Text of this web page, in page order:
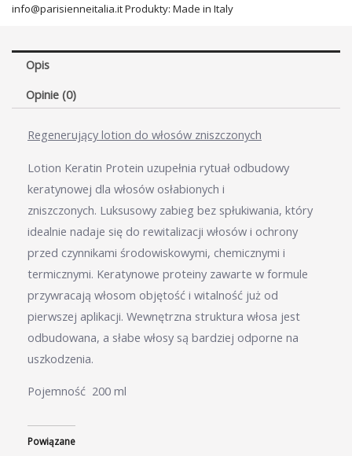
info@parisienneitalia.it Produkty: Made in Italy
Opis
Opinie (0)
Regenerujący lotion do włosów zniszczonych
Lotion Keratin Protein uzupełnia rytuał odbudowy
keratynowej dla włosów osłabionych i
zniszczonych. Luksusowy zabieg bez spłukiwania, który
idealnie nadaje się do rewitalizacji włosów i ochrony
przed czynnikami środowiskowymi, chemicznymi i
termicznymi. Keratynowe proteiny zawarte w formule
przywracają włosom objętość i witalność już od
pierwszej aplikacji. Wewnętrzna struktura włosa jest
odbudowana, a słabe włosy są bardziej odporne na
uszkodzenia.
Pojemność 200 ml
Powiązane